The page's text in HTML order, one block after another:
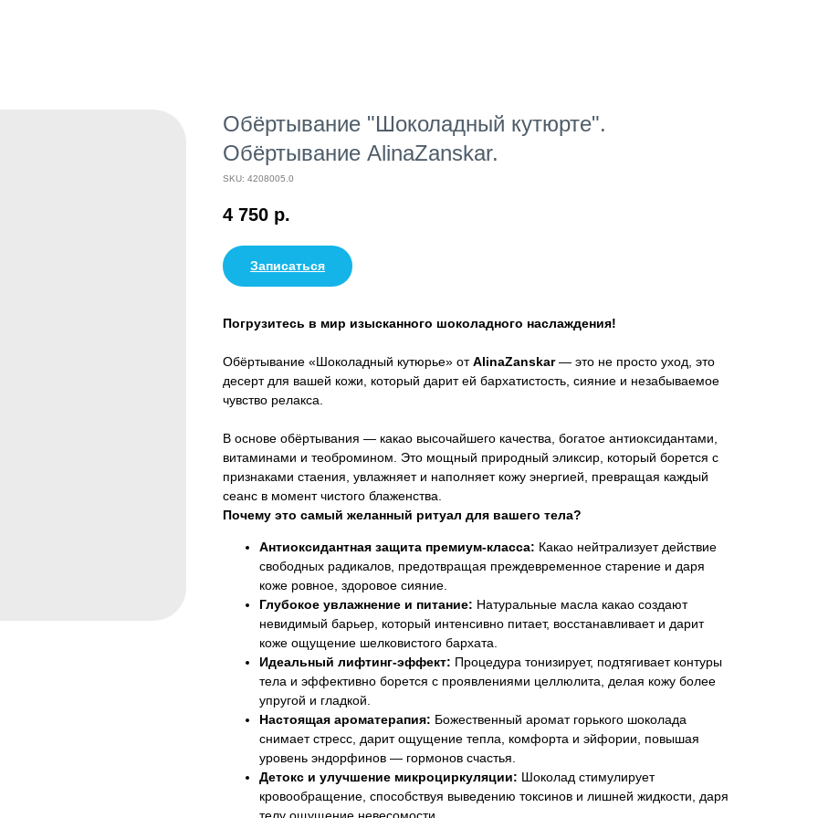
Обёртывание "Шоколадный кутюрте".
Обёртывание AlinaZanskar.
SKU: 4208005.0
4 750 р.
Записаться
Погрузитесь в мир изысканного шоколадного наслаждения!
Обёртывание «Шоколадный кутюрье» отAlinaZanskar— это не просто уход, это
десерт для вашей кожи, который дарит ей бархатистость, сияние и незабываемое
чувство релакса.
В основе обёртывания — какао высочайшего качества, богатое антиоксидантами,
витаминами и теобромином. Это мощный природный эликсир, который борется с
признаками стаения, увлажняет и наполняет кожу энергией, превращая каждый
сеанс в момент чистого блаженства.
Почему это самый желанный ритуал для вашего тела?
Антиоксидантная защита премиум-класса: Какао нейтрализует действие
свободных радикалов, предотвращая преждевременное старение и даря
коже ровное, здоровое сияние.
Глубокое увлажнение и питание: Натуральные масла какао создают
невидимый барьер, который интенсивно питает, восстанавливает и дарит
коже ощущение шелковистого бархата.
Идеальный лифтинг-эффект: Процедура тонизирует, подтягивает контуры
тела и эффективно борется с проявлениями целлюлита, делая кожу более
упругой и гладкой.
Настоящая ароматерапия: Божественный аромат горького шоколада
снимает стресс, дарит ощущение тепла, комфорта и эйфории, повышая
уровень эндорфинов — гормонов счастья.
Детокс и улучшение микроциркуляции: Шоколад стимулирует
кровообращение, способствуя выведению токсинов и лишней жидкости, даря